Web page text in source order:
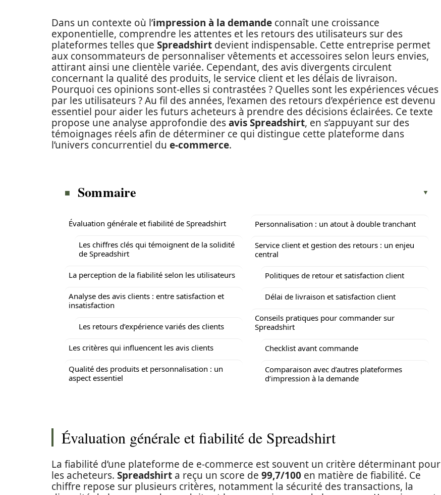
Dans un contexte où l’impression à la demande connaît une croissance
exponentielle, comprendre les attentes et les retours des utilisateurs sur des
plateformes telles que Spreadshirt devient indispensable. Cette entreprise permet
aux consommateurs de personnaliser vêtements et accessoires selon leurs envies,
attirant ainsi une clientèle variée. Cependant, des avis divergents circulent
concernant la qualité des produits, le service client et les délais de livraison.
Pourquoi ces opinions sont-elles si contrastées ? Quelles sont les expériences vécues
par les utilisateurs ? Au fil des années, l’examen des retours d’expérience est devenu
essentiel pour aider les futurs acheteurs à prendre des décisions éclairées. Ce texte
propose une analyse approfondie desavis Spreadshirt, en s’appuyant sur des
témoignages réels afin de déterminer ce qui distingue cette plateforme dans
l’univers concurrentiel du e-commerce.
Sommaire
Évaluation générale et fiabilité de Spreadshirt
Les chiffres clés qui témoignent de la solidité
de Spreadshirt
La perception de la fiabilité selon les utilisateurs
Analyse des avis clients : entre satisfaction et
insatisfaction
Les retours d’expérience variés des clients
Les critères qui influencent les avis clients
Qualité des produits et personnalisation : un
aspect essentiel
Personnalisation : un atout à double tranchant
Service client et gestion des retours : un enjeu
central
Politiques de retour et satisfaction client
Délai de livraison et satisfaction client
Conseils pratiques pour commander sur
Spreadshirt
Checklist avant commande
Comparaison avec d’autres plateformes
d’impression à la demande
Évaluation générale et fiabilité de Spreadshirt
La fiabilité d’une plateforme de e-commerce est souvent un critère déterminant pour
les acheteurs. Spreadshirt a reçu un score de 99,7/100 en matière de fiabilité. Ce
chiffre repose sur plusieurs critères, notamment la sécurité des transactions, la